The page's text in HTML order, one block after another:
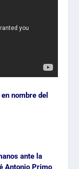
nombre del
ante la
Antonio Primo